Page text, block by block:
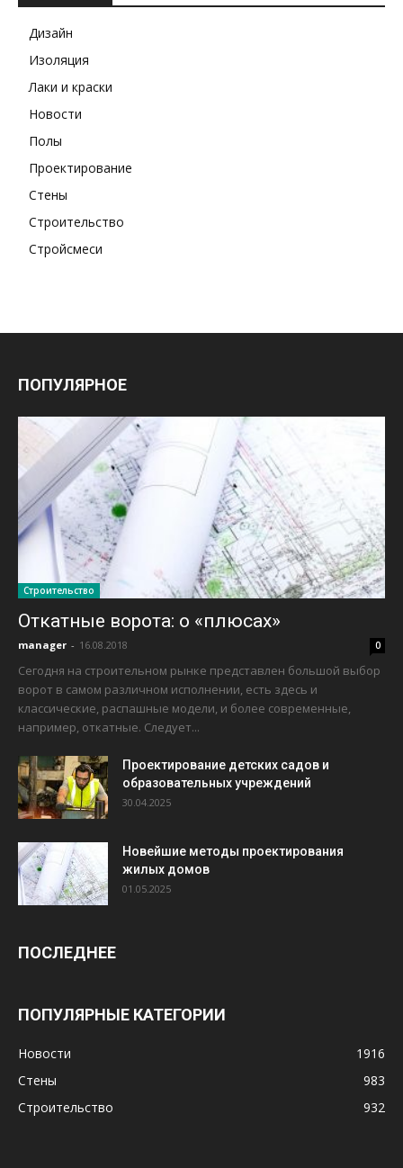
Дизайн
Изоляция
Лаки и краски
Новости
Полы
Проектирование
Стены
Строительство
Стройсмеси
ПОПУЛЯРНОЕ
Строительство
Откатные ворота: о «плюсах»
manager - 16.08.2018 0
Сегодня на строительном рынке представлен большой выбор
ворот в самом различном исполнении, есть здесь и
классические, распашные модели, и более современные,
например, откатные. Следует...
Проектирование детских садов и
образовательных учреждений
30.04.2025
Новейшие методы проектирования
жилых домов
01.05.2025
ПОСЛЕДНЕЕ
ПОПУЛЯРНЫЕ КАТЕГОРИИ
Новости
1916
Стены
983
Строительство
932